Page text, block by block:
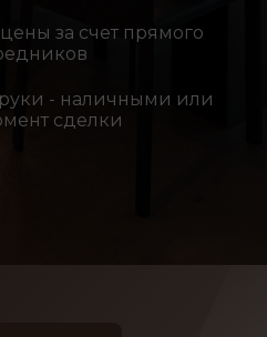
за счет прямого
- наличными или
сделки